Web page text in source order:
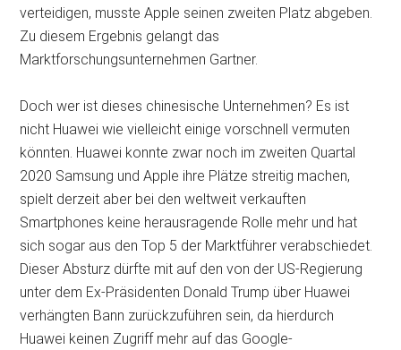
verteidigen, musste Apple seinen zweiten Platz abgeben.
Zu diesem Ergebnis gelangt das
Marktforschungsunternehmen Gartner.
Doch wer ist dieses chinesische Unternehmen? Es ist
nicht Huawei wie vielleicht einige vorschnell vermuten
könnten. Huawei konnte zwar noch im zweiten Quartal
2020 Samsung und Apple ihre Plätze streitig machen,
spielt derzeit aber bei den weltweit verkauften
Smartphones keine herausragende Rolle mehr und hat
sich sogar aus den Top 5 der Marktführer verabschiedet.
Dieser Absturz dürfte mit auf den von der US-Regierung
unter dem Ex-Präsidenten Donald Trump über Huawei
verhängten Bann zurückzuführen sein, da hierdurch
Huawei keinen Zugriff mehr auf das Google-